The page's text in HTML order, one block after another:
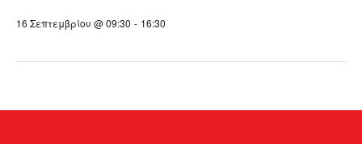
16 Σεπτεμβρίου @ 09:30 - 16:30